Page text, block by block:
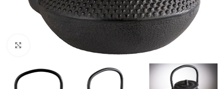
Click to enlarge